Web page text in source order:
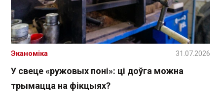
У свеце «ружовых поні»: ці доўга можна
трымацца на фікцыях?
Эканоміка 31.07.2026